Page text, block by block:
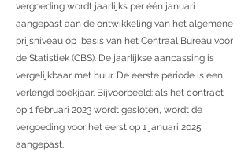
vergoeding wordt jaarlijks per één januari
aangepast aan de ontwikkeling van het algemene
prijsniveau op basis van het Centraal Bureau voor
de Statistiek (CBS). De jaarlijkse aanpassing is
vergelijkbaar met huur. De eerste periode is een
verlengd boekjaar. Bijvoorbeeld: als het contract
op 1 februari 2023 wordt gesloten, wordt de
vergoeding voor het eerst op 1 januari 2025
aangepast.